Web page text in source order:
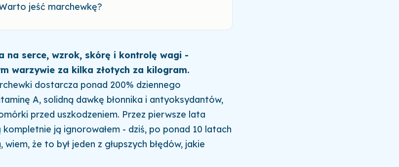
jeść marchewkę?
na serce, wzrok, skórę i kontrolę wagi -
warzywie za kilka złotych za kilogram.
dostarcza ponad 200% dziennego
A, solidną dawkę błonnika i antyoksydantów,
przed uszkodzeniem. Przez pierwsze lata
kompletnie ją ignorowałem - dziś, po ponad 10 latach
że to był jeden z głupszych błędów, jakie